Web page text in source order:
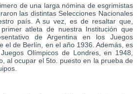
de una larga nómina de esgrimistas
las distintas Selecciones Nacionales
país. A su vez, es de resaltar que,
atleta de nuestra Institución que
de Argentina en los Juegos
el de Berlín, en el año 1936. Además, es
Olímpicos de Londres, en 1948,
al ocupar el 5to. puesto en la prueba de